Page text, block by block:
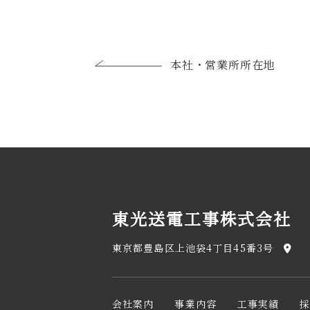
本社・営業所所在地
東光送電工事株式会社
東京都豊島区上池袋4丁目45番3号
会社案内 事業内容 工事実績